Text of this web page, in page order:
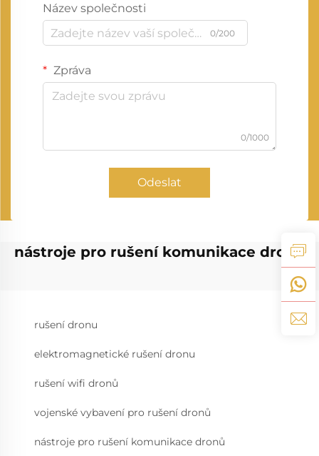
Název společnosti
0/200
Zpráva
0/1000
Odeslat
nástroje pro rušení komunikace dronů
rušení dronu
elektromagnetické rušení dronu
rušení wifi dronů
vojenské vybavení pro rušení dronů
nástroje pro rušení komunikace dronů